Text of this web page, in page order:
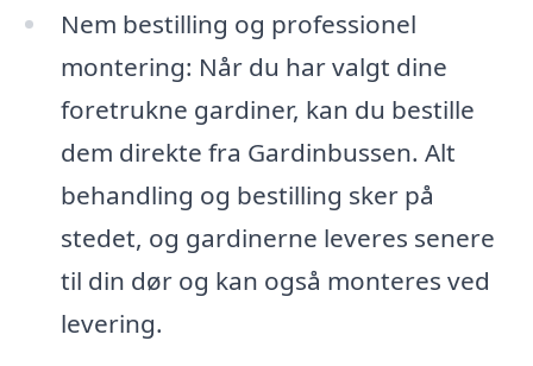
Nem bestilling og professionel
montering: Når du har valgt dine
foretrukne gardiner, kan du bestille
dem direkte fra Gardinbussen. Alt
behandling og bestilling sker på
stedet, og gardinerne leveres senere
til din dør og kan også monteres ved
levering.